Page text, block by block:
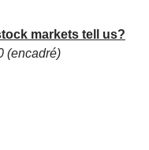
markets tell us?
(encadré)